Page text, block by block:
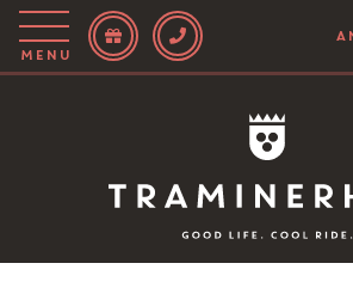
Story
Hotel
Rooms
Menu